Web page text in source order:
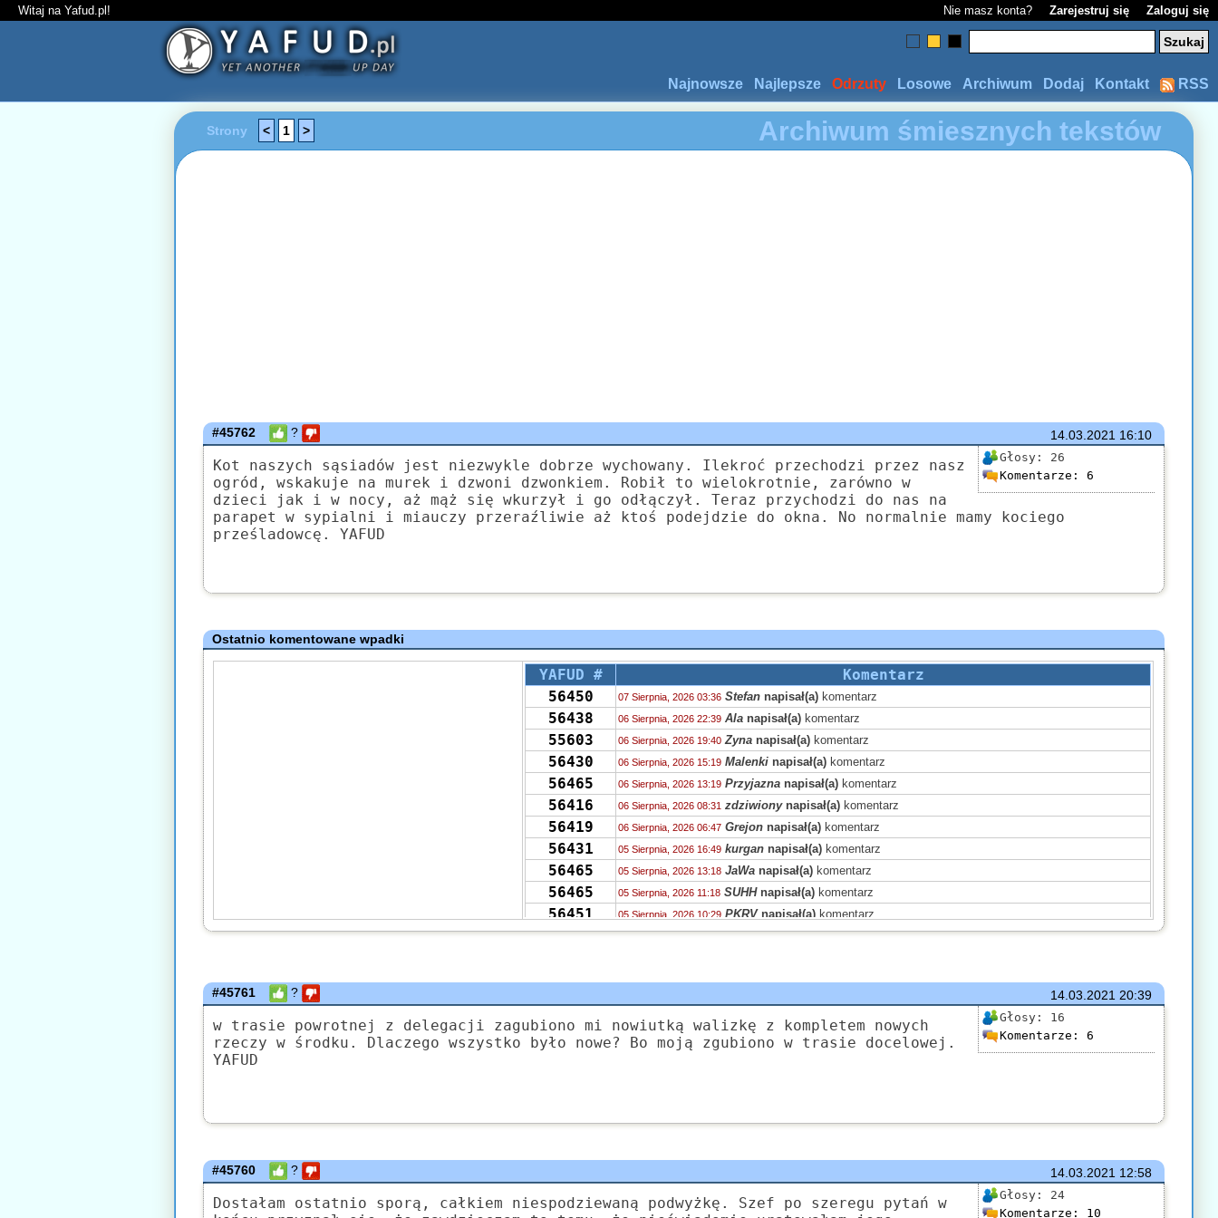
Witaj na Yafud.pl! Nie masz konta? Zarejestruj się Zaloguj się
RSS
Kontakt
Dodaj
Archiwum
Losowe
Odrzuty
Najlepsze
Najnowsze
Archiwum śmiesznych tekstów
Strony < 1 >
14.03.2021 16:10
#45762 ?
Głosy: 26
Komentarze: 6
Kot naszych sąsiadów jest niezwykle dobrze wychowany. Ilekroć przechodzi przez nasz
ogród, wskakuje na murek i dzwoni dzwonkiem. Robił to wielokrotnie, zarówno w
dzieci jak i w nocy, aż mąż się wkurzył i go odłączył. Teraz przychodzi do nas na
parapet w sypialni i miauczy przeraźliwie aż ktoś podejdzie do okna. No normalnie mamy kociego
prześladowcę. YAFUD
Ostatnio komentowane wpadki
YAFUD #
Komentarz
56450
07 Sierpnia, 2026 03:36 Stefan napisał(a) komentarz
56438 06 Sierpnia, 2026 22:39 Ala napisał(a) komentarz
55603 06 Sierpnia, 2026 19:40 Zyna napisał(a) komentarz
56430 06 Sierpnia, 2026 15:19 Malenki napisał(a) komentarz
56465 06 Sierpnia, 2026 13:19 Przyjazna napisał(a) komentarz
56416 06 Sierpnia, 2026 08:31 zdziwionynapisał(a) komentarz
56419 06 Sierpnia, 2026 06:47 Grejon napisał(a) komentarz
56431 05 Sierpnia, 2026 16:49 kurgan napisał(a) komentarz
56465 05 Sierpnia, 2026 13:18 JaWa napisał(a) komentarz
56465 05 Sierpnia, 2026 11:18 SUHHnapisał(a) komentarz
56451 05 Sierpnia, 2026 10:29 PKRVnapisał(a) komentarz
56465 05 Sierpnia, 2026 10:25 VQHKnapisał(a)komentarz
56406 zdziwionynapisał(a)komentarz
56431 chennapisał(a)komentarz
56421 04 Sierpnia, 2026 15:12 Grejon napisał(a)komentarz
55704 04 Sierpnia, 2026 09:46 Kudłaczek napisał(a)komentarz
14.03.2021 20:39
#45761 ?
Głosy: 16
Komentarze: 6
w trasie powrotnej z delegacji zagubiono mi nowiutką walizkę z kompletem nowych
rzeczy w środku. Dlaczego wszystko było nowe? Bo moją zgubiono w trasie docelowej.
YAFUD
14.03.2021 12:58
#45760 ?
Głosy: 24
Komentarze: 10
Dostałam ostatnio sporą, całkiem niespodziewaną podwyżkę. Szef po szeregu pytań w